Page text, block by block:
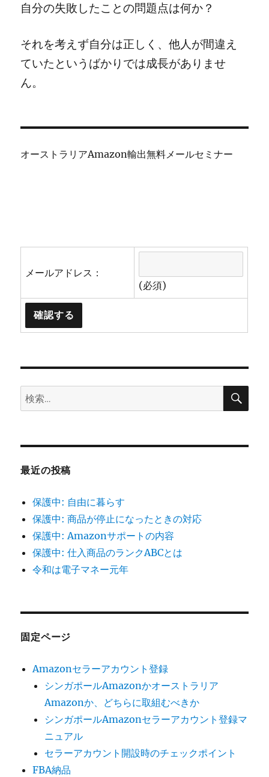
自分の失敗したことの問題点は何か？
それを考えず自分は正しく、他人が間違え
ていたというばかりでは成長がありませ
ん。
オーストラリアAmazon輸出無料メールセミナー
メールアドレス：
(必須)
検
索:
検
最近の投稿
保護中: 自由に暮らす
保護中: 商品が停止になったときの対応
保護中: Amazonサポートの内容
保護中: 仕入商品のランクABCとは
令和は電子マネー元年
固定ページ
Amazonセラーアカウント登録
シンガポールAmazonかオーストラリア
Amazonか、どちらに取組むべきか
シンガポールAmazonセラーアカウント登録マ
ニュアル
セラーアカウント開設時のチェックポイント
FBA納品